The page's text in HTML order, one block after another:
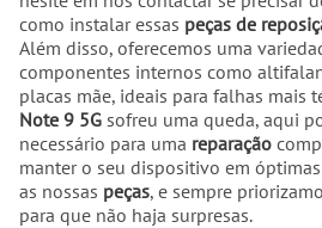
como instalar essas peças de
Além disso, oferecemos uma
componentes internos como
placas mãe, ideais para falhas mais
Note 9 5G sofreu uma queda, aqui
necessário para uma reparação
manter o seu dispositivo em
as nossas peças, e sempre
para que não haja surpresas.